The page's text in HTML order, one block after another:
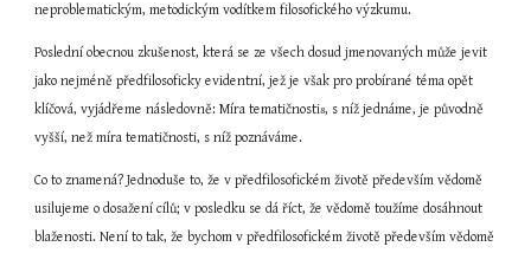
neproblematickým, metodickým vodítkem filosofického výzkumu.
Poslední obecnou zkušenost, která se ze všech dosud jmenovaných může jevit
jako nejméně předfilosoficky evidentní, jež je však pro probírané téma opět
klíčová, vyjádřeme následovně: Míra tematičnosti8, s níž jednáme, je původně
vyšší, než míra tematičnosti, s níž poznáváme.
Co to znamená? Jednoduše to, že v předfilosofickém životě především vědomě
usilujeme o dosažení cílů; v posledku se dá říct, že vědomě toužíme dosáhnout
blaženosti. Není to tak, že bychom v předfilosofickém životě především vědomě